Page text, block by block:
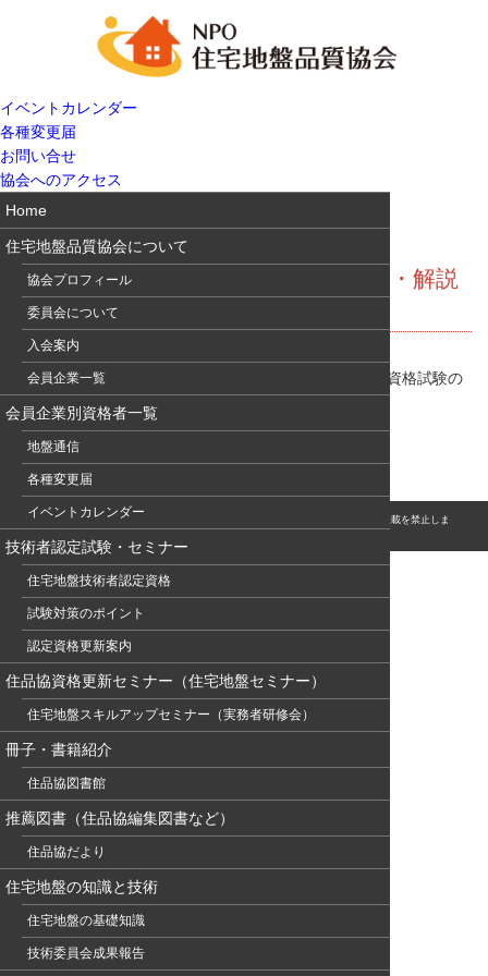
イベントカレンダー
各種変更届
お問い合せ
協会へのアクセス
Home
住宅地盤品質協会について
協会プロフィール
委員会について
入会案内
会員企業一覧
会員企業別資格者一覧
地盤通信
各種変更届
イベントカレンダー
技術者認定試験・セミナー
住宅地盤技術者認定資格
試験対策のポイント
認定資格更新案内
住品協資格更新セミナー（住宅地盤セミナー）
住宅地盤スキルアップセミナー（実務者研修会）
冊子・書籍紹介
住品協図書館
推薦図書（住品協編集図書など）
住品協だより
住宅地盤の知識と技術
住宅地盤の基礎知識
技術委員会成果報告
2020年度技術者認定資格試験の正解・解説
を掲載中
受験された皆様お疲れ様でした。2020年度技術者認定資格試験の
正解・解説を掲載中です。
→住宅地盤技術者認定資格（試験問題について）
© このホームページの著作権は、NPO 住宅地盤品質協会に属します。無断転用・転載を禁止しま